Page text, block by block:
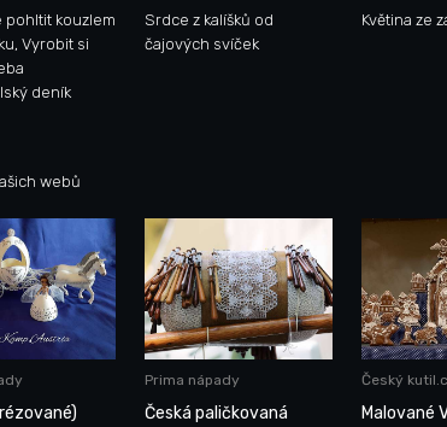
pohltit kouzlem
Vyrobit si
deník
Srdce z kalíšků od
čajových svíček
Květina ze
webů
Prima nápady
Česká paličkovaná
Český
Malované